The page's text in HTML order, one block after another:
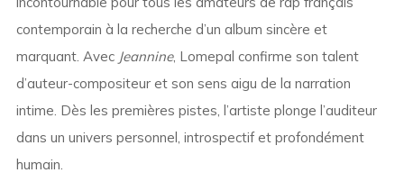
contemporain à la recherche d’un album sincère et
marquant. Avec Jeannine, Lomepal confirme son talent
d’auteur-compositeur et son sens aigu de la narration
intime. Dès les premières pistes, l’artiste plonge l’auditeur
dans un univers personnel, introspectif et profondément
humain.